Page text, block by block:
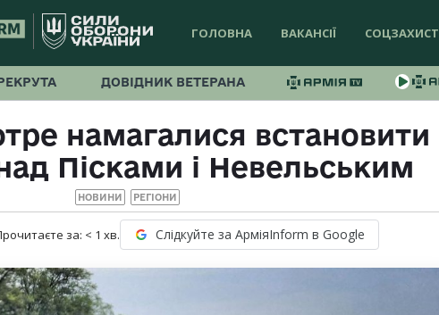
ГОЛОВНА ВАКАНСІЇ СОЦЗАХИСТ
ДОВІДНИК ВЕТЕРАНА
намагалися встановити
Пісками і Невельським
НОВИНИ РЕГІОНИ
за: < 1 хв. Слідкуйте за АрміяInform в Google